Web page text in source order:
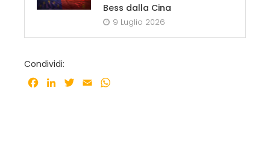
Bess dalla Cina
9 Luglio 2026
Condividi:
Facebook
LinkedInTwitter
Email